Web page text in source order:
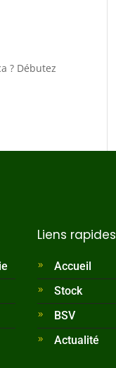
? Débutez
Liens rapides
Accueil
Stock
BSV
Actualité